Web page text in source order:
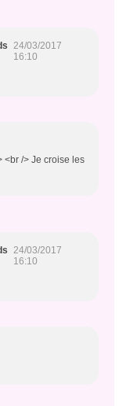
24/03/2017
16:10
<br /> Je croise les
24/03/2017
16:10